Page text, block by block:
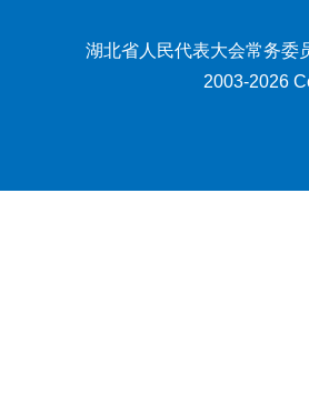
湖北省人民代表大会常务委
2003-2026